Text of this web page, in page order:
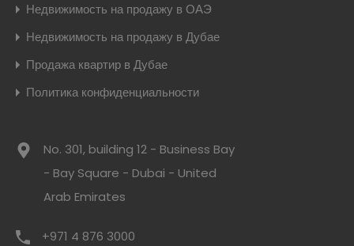
Недвижимость на продажу в ОАЭ
Недвижимость на продажу в Дубае
Продажа квартир в Дубае
Политика конфиденциальности
No. 301, building 12 - Business Bay
- Bay Square - Dubai - United
Arab Emirates
+971 4 876 3000